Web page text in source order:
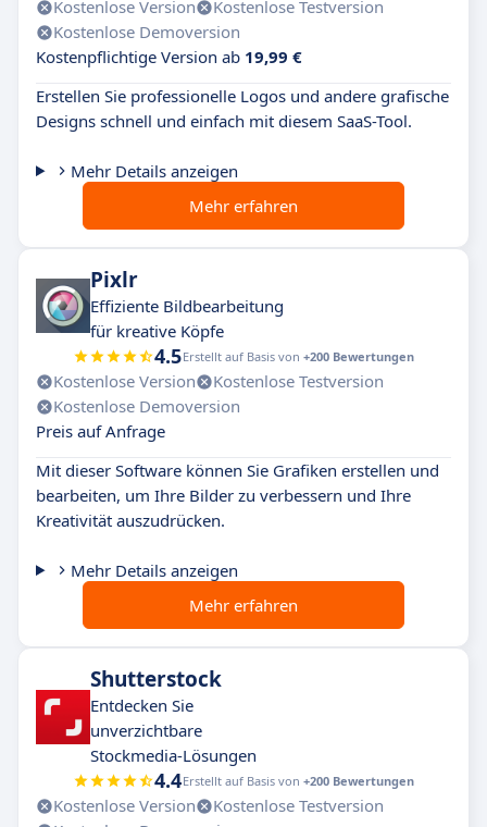
Kostenlose Version
Kostenlose Testversion
Kostenlose Demoversion
Kostenpflichtige Version ab 19,99 €
Erstellen Sie professionelle Logos und andere grafische
Designs schnell und einfach mit diesem SaaS-Tool.
Mehr Details anzeigen
Mehr erfahren
Pixlr
Effiziente Bildbearbeitung
für kreative Köpfe
4.5Erstellt auf Basis von +200 Bewertungen
Kostenlose Version
Kostenlose Testversion
Kostenlose Demoversion
Preis auf Anfrage
Mit dieser Software können Sie Grafiken erstellen und
bearbeiten, um Ihre Bilder zu verbessern und Ihre
Kreativität auszudrücken.
Mehr Details anzeigen
Mehr erfahren
Shutterstock
Entdecken Sie
unverzichtbare
Stockmedia-Lösungen
4.4Erstellt auf Basis von +200 Bewertungen
Kostenlose Version
Kostenlose Testversion